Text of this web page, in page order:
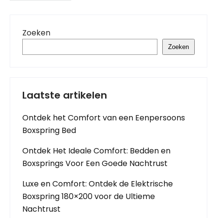
Zoeken
Zoeken
Laatste artikelen
Ontdek het Comfort van een Eenpersoons
Boxspring Bed
Ontdek Het Ideale Comfort: Bedden en
Boxsprings Voor Een Goede Nachtrust
Luxe en Comfort: Ontdek de Elektrische
Boxspring 180×200 voor de Ultieme
Nachtrust